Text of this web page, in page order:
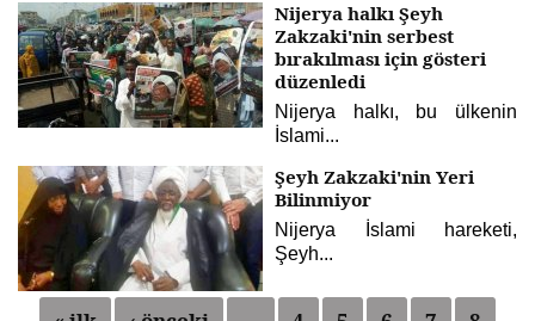
Nijerya halkı Şeyh
Zakzaki'nin serbest
bırakılması için gösteri
düzenledi
Nijerya halkı, bu ülkenin
İslami...
Şeyh Zakzaki'nin Yeri
Bilinmiyor
Nijerya İslami hareketi,
Şeyh...